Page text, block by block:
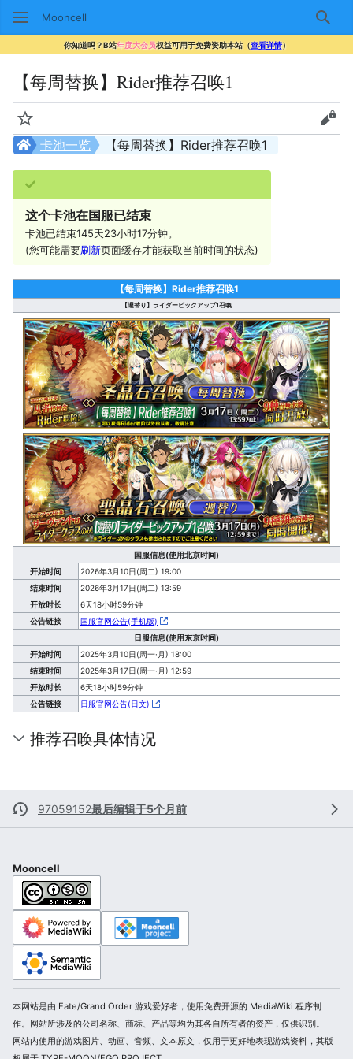
Mooncell 搜索
你知道吗？B站年度大会员权益可用于免费资助本站（查看详情）
【每周替换】Rider推荐召唤1
监视 查看
【每周替换】Rider推荐召唤1
卡池一览
这个卡池在国服已结束
卡池已结束145天23小时17分钟。
(您可能需要刷新页面缓存才能获取当前时间的状态)
【每周替换】Rider推荐召唤1
【週替り】ライダーピックアップ1召喚
国服信息(使用北京时间)
开始时间
2026年3月10日(周二) 19:00
结束时间
2026年3月17日(周二) 13:59
开放时长
6天18小时59分钟
公告链接
国服官网公告(手机版)
日服信息(使用东京时间)
开始时间
2025年3月10日(周一·月) 18:00
结束时间
2025年3月17日(周一·月) 12:59
开放时长
6天18小时59分钟
公告链接
日服官网公告(日文)
推荐召唤具体情况
97059152最后编辑于5个月前
Mooncell
本网站是由 Fate/Grand Order 游戏爱好者，使用免费开源的 MediaWiki 程序制
作。网站所涉及的公司名称、商标、产品等均为其各自所有者的资产，仅供识别。
网站内使用的游戏图片、动画、音频、文本原文，仅用于更好地表现游戏资料，其版